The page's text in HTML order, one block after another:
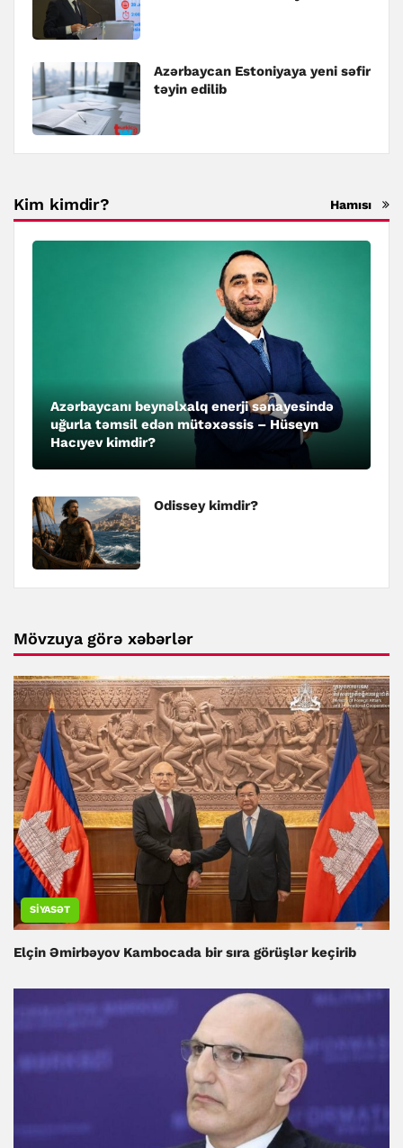
Azərbaycan Estoniyaya yeni səfir
təyin edilib
Kim kimdir? Hamısı
Azərbaycanı beynəlxalq enerji sənayesində
uğurla təmsil edən mütəxəssis – Hüseyn
Hacıyev kimdir?
Odissey kimdir?
Mövzuya görə xəbərlər
SIYASƏT
Elçin Əmirbəyov Kambocada bir sıra görüşlər keçirib